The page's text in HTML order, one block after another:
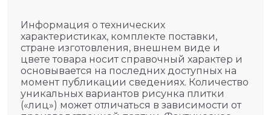
Информация о технических
характеристиках, комплекте поставки,
стране изготовления, внешнем виде и
цвете товара носит справочный характер и
основывается на последних доступных на
момент публикации сведениях. Количество
уникальных вариантов рисунка плитки
(«лиц») может отличаться в зависимости от